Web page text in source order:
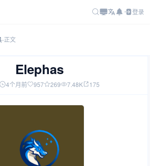
登录
-正文
Elephas
4个月前 957 269 7.48K 175